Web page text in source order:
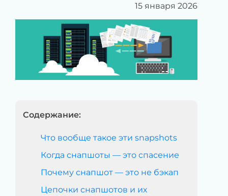
15 января 2026
Содержание:
Что вообще такое эти snapshots
Когда снапшоты — это спасение
Почему снапшот — это не бэкап
Цепочки снапшотов и их